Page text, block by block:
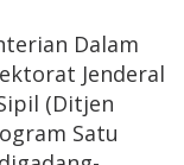
Dalam
Jenderal
(Ditjen
Satu